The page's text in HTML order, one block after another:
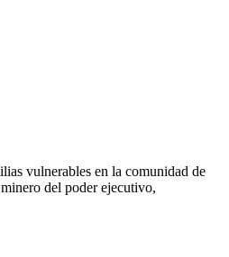
vulnerables en la comunidad de
del poder ejecutivo,